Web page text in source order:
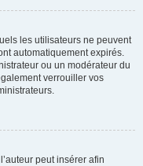
les utilisateurs ne peuvent
automatiquement expirés.
ou un modérateur du
verrouiller vos
peut insérer afin